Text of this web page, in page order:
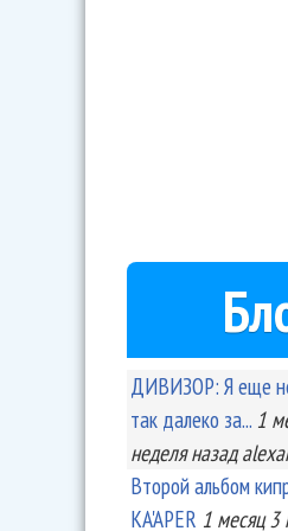
ДИВИЗОР: Я еще
так далеко за... 1
неделяназад
Второй альбом
KA'APER 1 месяц 3